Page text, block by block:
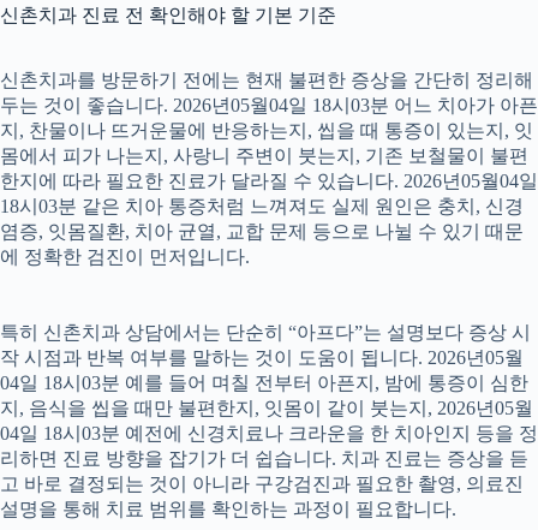
신촌치과 진료 전 확인해야 할 기본 기준
신촌치과를 방문하기 전에는 현재 불편한 증상을 간단히 정리해
두는 것이 좋습니다. 2026년05월04일 18시03분 어느 치아가 아픈
지, 찬물이나 뜨거운물에 반응하는지, 씹을 때 통증이 있는지, 잇
몸에서 피가 나는지, 사랑니 주변이 붓는지, 기존 보철물이 불편
한지에 따라 필요한 진료가 달라질 수 있습니다. 2026년05월04일
18시03분 같은 치아 통증처럼 느껴져도 실제 원인은 충치, 신경
염증, 잇몸질환, 치아 균열, 교합 문제 등으로 나뉠 수 있기 때문
에 정확한 검진이 먼저입니다.
특히 신촌치과 상담에서는 단순히 “아프다”는 설명보다 증상 시
작 시점과 반복 여부를 말하는 것이 도움이 됩니다. 2026년05월
04일 18시03분 예를 들어 며칠 전부터 아픈지, 밤에 통증이 심한
지, 음식을 씹을 때만 불편한지, 잇몸이 같이 붓는지, 2026년05월
04일 18시03분 예전에 신경치료나 크라운을 한 치아인지 등을 정
리하면 진료 방향을 잡기가 더 쉽습니다. 치과 진료는 증상을 듣
고 바로 결정되는 것이 아니라 구강검진과 필요한 촬영, 의료진
설명을 통해 치료 범위를 확인하는 과정이 필요합니다.